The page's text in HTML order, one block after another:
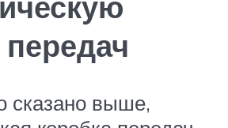
сказано выше,